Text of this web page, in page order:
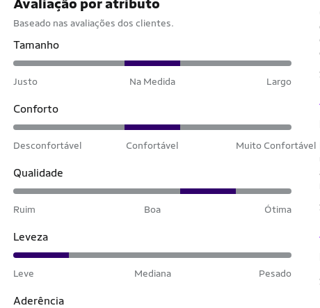
Baseado nas avaliações dos clientes.
Tamanho
Justo Na Medida Largo
Conforto
Desconfortável Confortável Muito Confortável
Qualidade
Ruim Boa Ótima
Leveza
Leve Mediana Pesado
Aderência